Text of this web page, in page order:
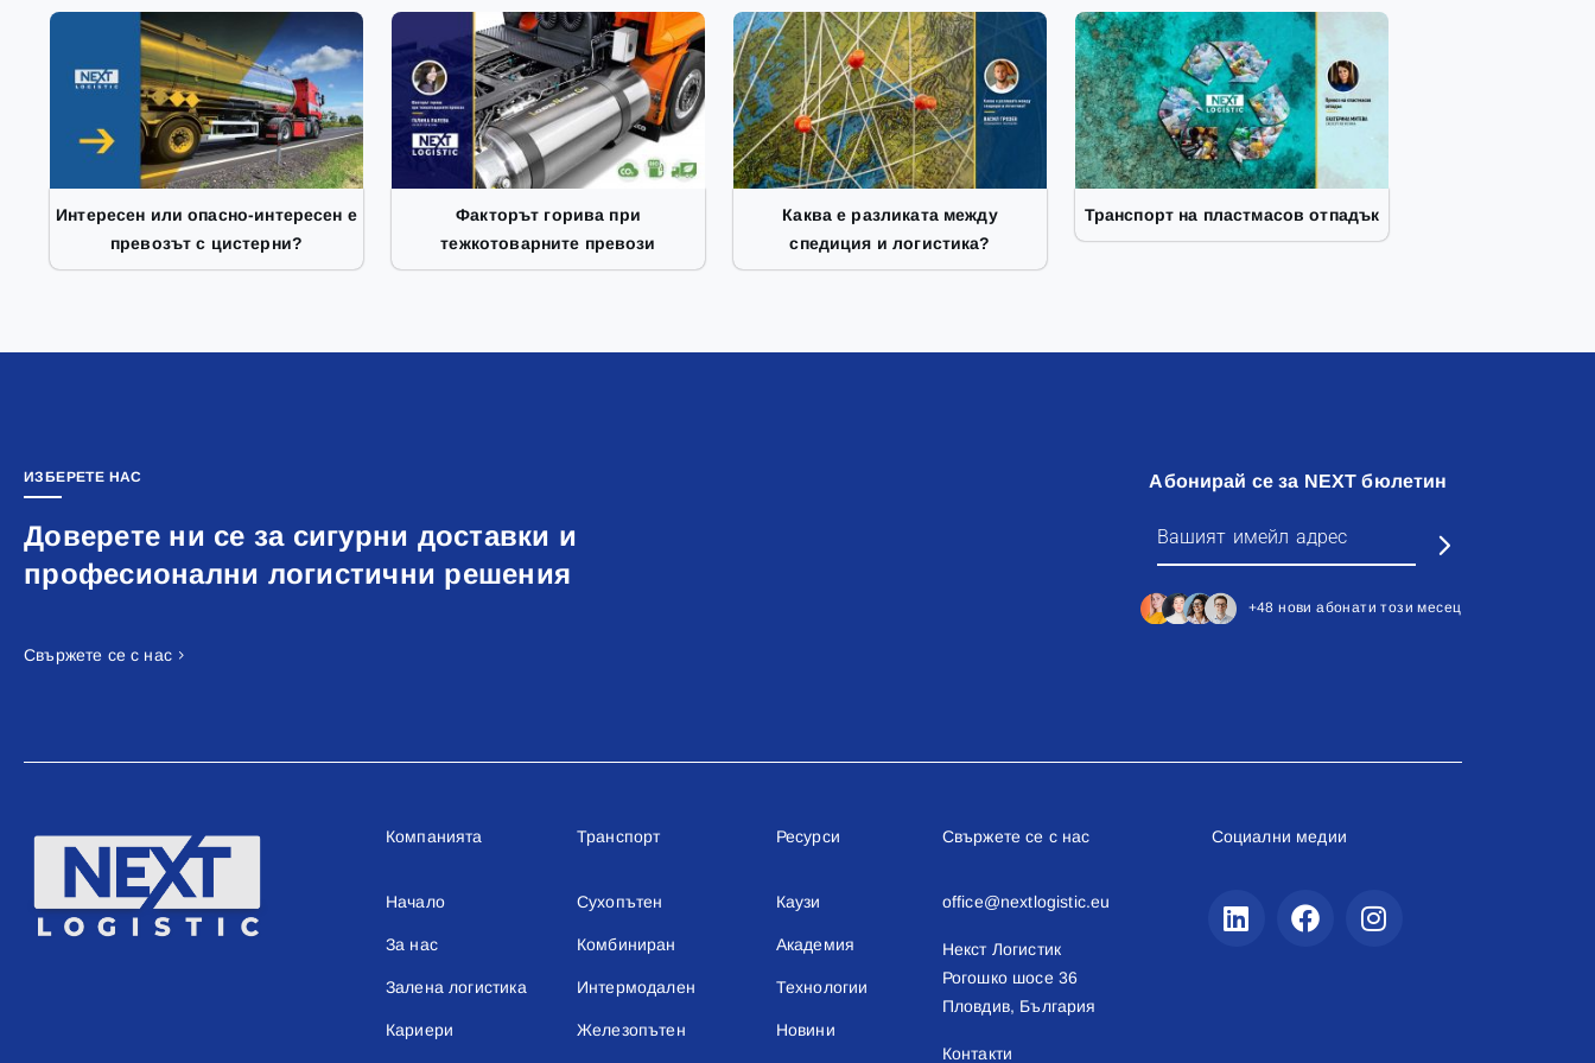
Интересен или опасно-интересен е
превозът с цистерни?
Факторът горива при
тежкотоварните превози
Каква е разликата между
спедиция и логистика?
Транспорт на пластмасов отпадък
ИЗБЕРЕТЕ НАС
Доверете ни се за сигурни доставки и
професионални логистични решения
Свържете се с нас
Абонирай се за NEXT бюлетин
+48 нови абонати този месец
Компанията
Начало
За нас
Залена логистика
Кариери
Транспорт
Сухопътен
Комбиниран
Интермодален
Железопътен
Ресурси
Каузи
Академия
Технологии
Новини
Свържете се с нас
office@nextlogistic.eu
Некст Логистик
Рогошко шосе 36
Пловдив, България
Контакти
Социални медии